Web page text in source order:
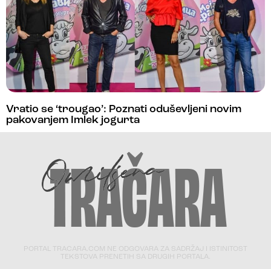
Vratio se ‘trougao’: Poznati oduševljeni novim
pakovanjem Imlek jogurta
PORTAL TRACARA.COM NE ODGOVARA ZA SADRŽAJ I ISTINITOST
TEKSTOVA PRENETIH SA DRUGIH PORTALA.